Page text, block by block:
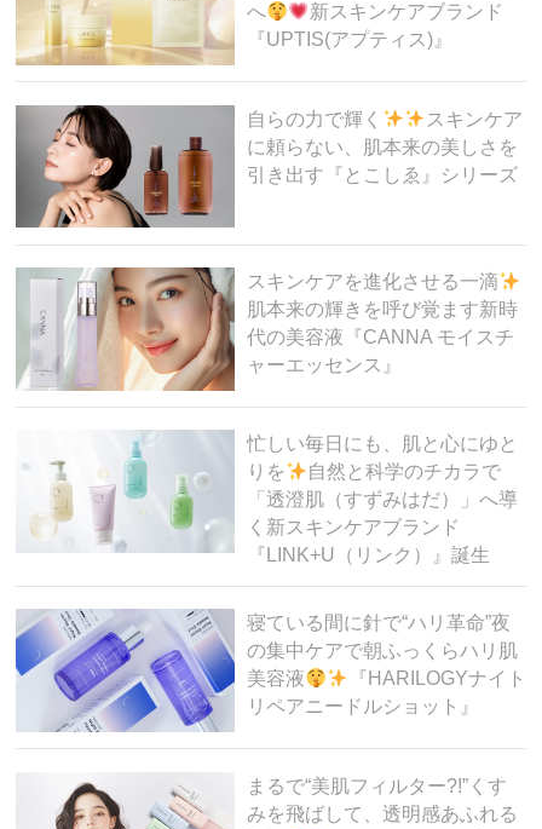
へ
新スキンケアブランド
『UPTIS(アプティス)』
自らの力で輝く
スキンケア
に頼らない、肌本来の美しさを
引き出す『とこしゑ』シリーズ
スキンケアを進化させる一滴
肌本来の輝きを呼び覚ます新時
代の美容液『CANNA モイスチ
ャーエッセンス』
忙しい毎日にも、肌と心にゆと
りを
自然と科学のチカラで
「透澄肌（すずみはだ）」へ導
く新スキンケアブランド
『LINK+U（リンク）』誕生
寝ている間に針で“ハリ革命”夜
の集中ケアで朝ふっくらハリ肌
美容液
『HARILOGYナイト
リペアニードルショット』
まるで“美肌フィルター?!”くす
みを飛ばして、透明感あふれる